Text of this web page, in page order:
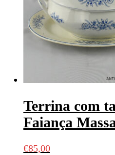
Terrina com
Faiança
€85,00